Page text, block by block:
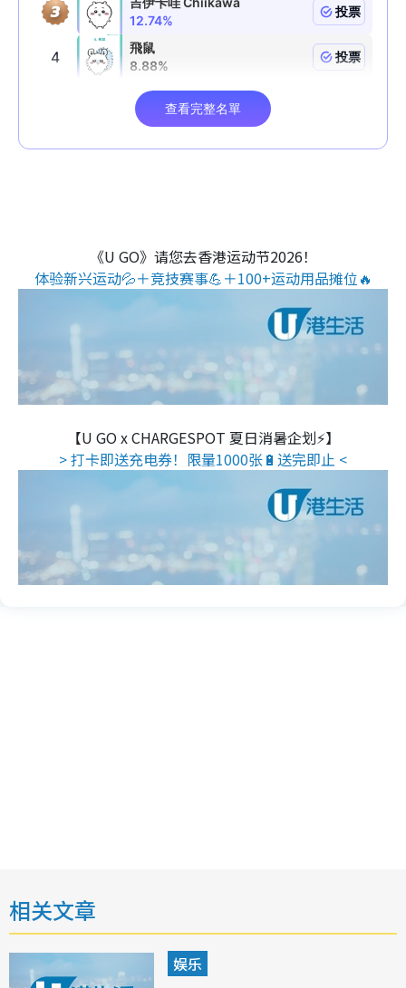
《U GO》请您去香港运动节2026！
体验新兴运动💦＋竞技赛事💪＋100+运动用品摊位🔥
【U GO x CHARGESPOT 夏日消暑企划⚡】
> 打卡即送充电券！限量1000张🔋送完即止 <
相关文章
娱乐